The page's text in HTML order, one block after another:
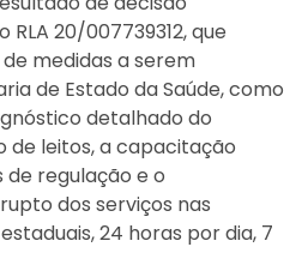
20/007739312, que
medidas a serem
de Estado da Saúde, como
detalhado do
de leitos, a capacitação
regulação e o
dos serviços nas
24 horas por dia, 7